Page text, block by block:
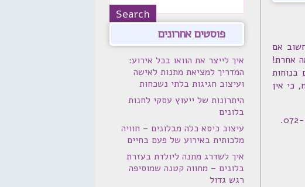
אם
אחרת!
בנוחות
כי אין
פוסטים אחרונים
איך לייצר את הוואו בכל אירוע:
המדריך למציאת מתנות לאישה
ועיצוב חגיגות בלתי נשכחות
היתרונות של ייעוץ עסקי לחנות
בלונים
עיצוב כיסא כלה מבלונים – חוויה
מלכותית באירוע של פעם בחיים
איך לשדרג מתנה ליולדת בעזרת
בלונים – מחווה קטנה שמוסיפה
רגש גדול